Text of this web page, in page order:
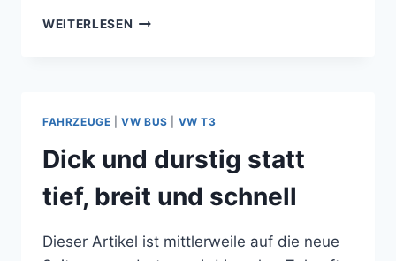
WEITERLESEN LACKIERÜBUNGEN
FAHRZEUGE |VW BUS VW T3
Dick und durstig statt
tief, breit und schnell
Dieser Artikel ist mittlerweile auf die neue